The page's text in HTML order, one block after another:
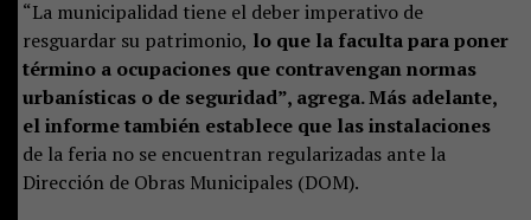
“La municipalidad tiene el deber imperativo de
resguardar su patrimonio, lo que la faculta para poner
término a ocupaciones que contravengan normas
urbanísticas o de seguridad”, agrega. Más adelante,
el informe también establece que las instalaciones
de la feria no se encuentran regularizadas ante la
Dirección de Obras Municipales (DOM).